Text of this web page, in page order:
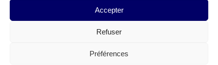
Accepter
Refuser
Préférences
2026 Tous droits reservés au COSME
Personne responsable de la collecte de renseignements personnels: